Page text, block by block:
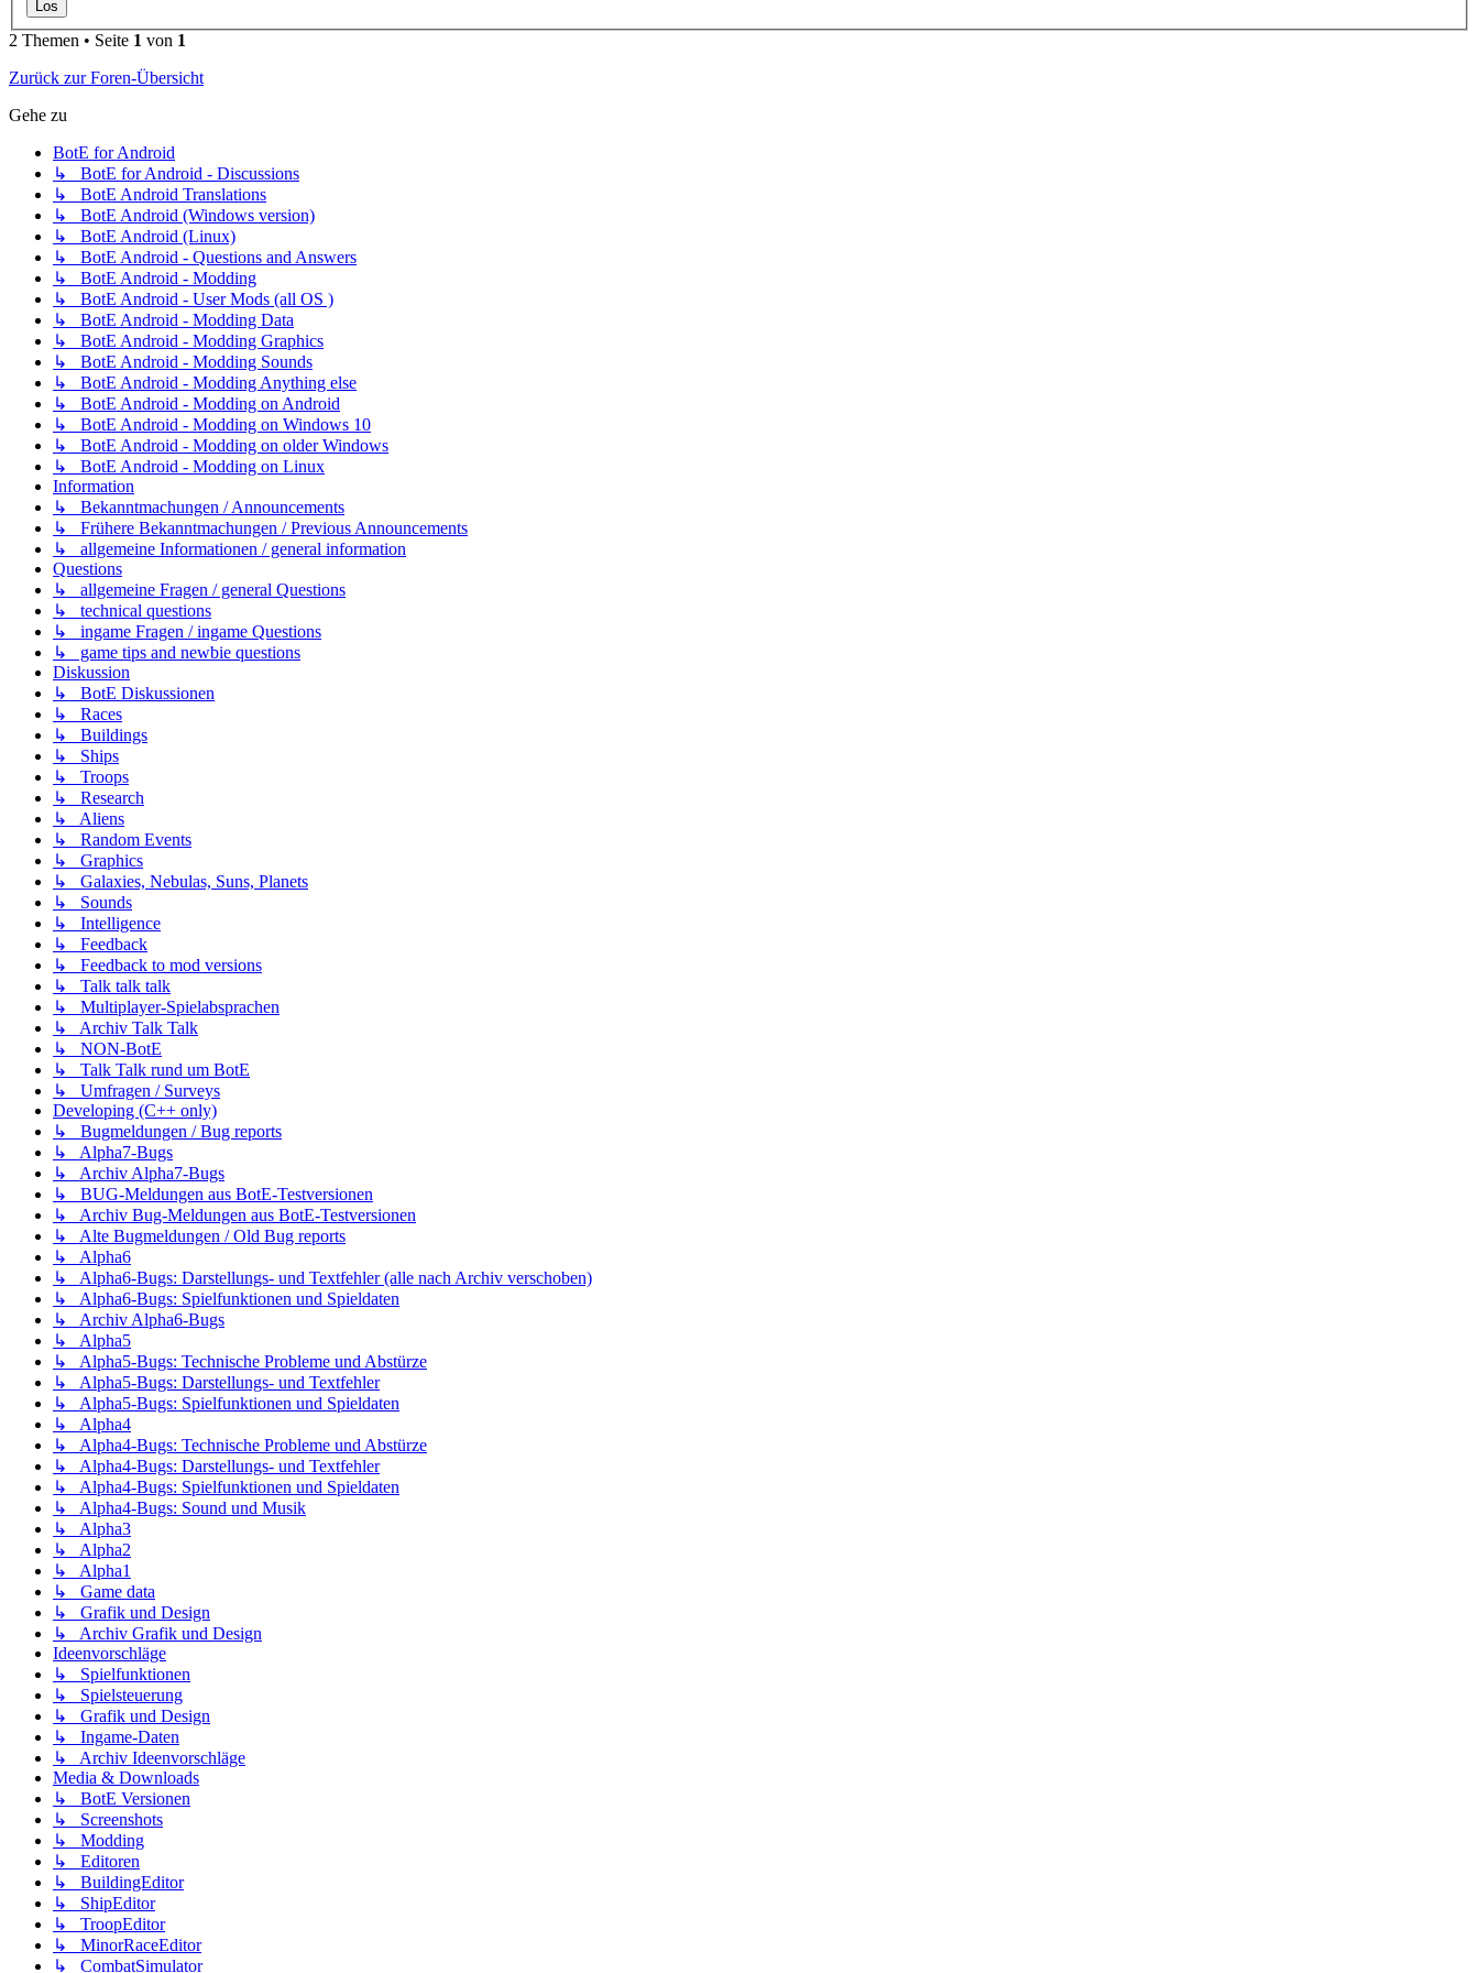
2 Themen • Seite 1 von 1
Zurück zur Foren-Übersicht
Gehe zu
BotE for Android
↳ BotE for Android - Discussions
↳ BotE Android Translations
↳ BotE Android (Windows version)
↳ BotE Android (Linux)
↳ BotE Android - Questions and Answers
↳ BotE Android - Modding
↳ BotE Android - User Mods (all OS )
↳ BotE Android - Modding Data
↳ BotE Android - Modding Graphics
↳ BotE Android - Modding Sounds
↳ BotE Android - Modding Anything else
↳ BotE Android - Modding on Android
↳ BotE Android - Modding on Windows 10
↳ BotE Android - Modding on older Windows
↳ BotE Android - Modding on Linux
Information
↳ Bekanntmachungen / Announcements
↳ Frühere Bekanntmachungen / Previous Announcements
↳ allgemeine Informationen / general information
Questions
↳ allgemeine Fragen / general Questions
↳ technical questions
↳ ingame Fragen / ingame Questions
↳ game tips and newbie questions
Diskussion
↳ BotE Diskussionen
↳ Races
↳ Buildings
↳ Ships
↳ Troops
↳ Research
↳ Aliens
↳ Random Events
↳ Graphics
↳ Galaxies, Nebulas, Suns, Planets
↳ Sounds
↳ Intelligence
↳ Feedback
↳ Feedback to mod versions
↳ Talk talk talk
↳ Multiplayer-Spielabsprachen
↳ Archiv Talk Talk
↳ NON-BotE
↳ Talk Talk rund um BotE
↳ Umfragen / Surveys
Developing (C++ only)
↳ Bugmeldungen / Bug reports
↳ Alpha7-Bugs
↳ Archiv Alpha7-Bugs
↳ BUG-Meldungen aus BotE-Testversionen
↳ Archiv Bug-Meldungen aus BotE-Testversionen
↳ Alte Bugmeldungen / Old Bug reports
↳ Alpha6
↳ Alpha6-Bugs: Darstellungs- und Textfehler (alle nach Archiv verschoben)
↳ Alpha6-Bugs: Spielfunktionen und Spieldaten
↳ Archiv Alpha6-Bugs
↳ Alpha5
↳ Alpha5-Bugs: Technische Probleme und Abstürze
↳ Alpha5-Bugs: Darstellungs- und Textfehler
↳ Alpha5-Bugs: Spielfunktionen und Spieldaten
↳ Alpha4
↳ Alpha4-Bugs: Technische Probleme und Abstürze
↳ Alpha4-Bugs: Darstellungs- und Textfehler
↳ Alpha4-Bugs: Spielfunktionen und Spieldaten
↳ Alpha4-Bugs: Sound und Musik
↳ Alpha3
↳ Alpha2
↳ Alpha1
↳ Game data
↳ Grafik und Design
↳ Archiv Grafik und Design
Ideenvorschläge
↳ Spielfunktionen
↳ Spielsteuerung
↳ Grafik und Design
↳ Ingame-Daten
↳ Archiv Ideenvorschläge
Media & Downloads
↳ BotE Versionen
↳ Screenshots
↳ Modding
↳ Editoren
↳ BuildingEditor
↳ ShipEditor
↳ TroopEditor
↳ MinorRaceEditor
↳ CombatSimulator